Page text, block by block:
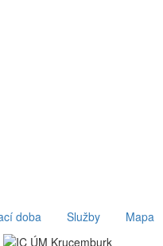
doba Služby Mapa